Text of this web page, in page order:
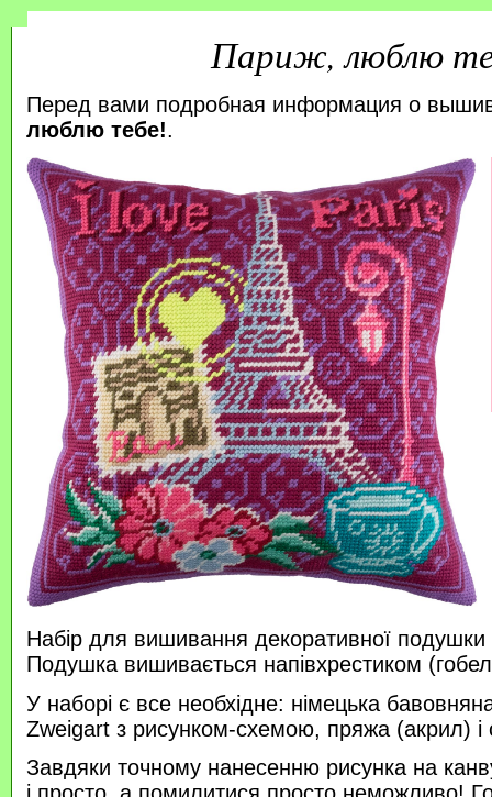
Париж, люблю
Перед вами подробная информация о
люблю тебе!.
Набір для вишивання декоративної
Подушка вишивається напівхрестиком
У наборі є все необхідне: німецька
Zweigart з рисунком-схемою, пряжа (акрил) і
Завдяки точному нанесенню рисунка на